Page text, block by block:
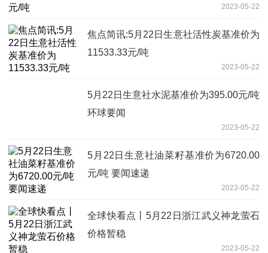
2023-05-22
焦点简讯:5月22日生意社活性炭基准价为
11533.33元/吨
2023-05-22
5月22日生意社水泥基准价为395.00元/吨
环球要闻
2023-05-22
5月22日生意社油菜籽基准价为6720.00
元/吨 要闻速递
2023-05-22
全球快看点丨5月22日浙江武义神龙萤石
价格暂稳
2023-05-22